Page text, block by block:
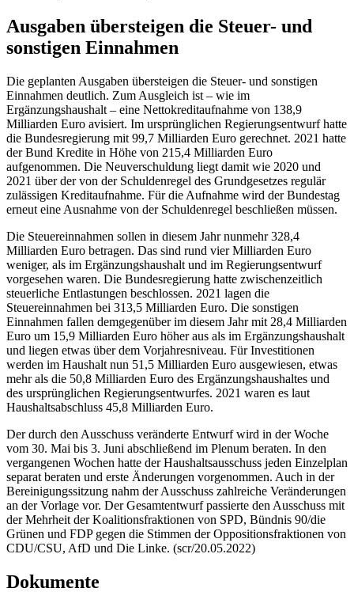
Ausgaben übersteigen die Steuer- und
sonstigen Einnahmen
Die geplanten Ausgaben übersteigen die Steuer- und sonstigen
Einnahmen deutlich. Zum Ausgleich ist – wie im
Ergänzungshaushalt – eine Nettokreditaufnahme von 138,9
Milliarden Euro avisiert. Im ursprünglichen Regierungsentwurf hatte
die Bundesregierung mit 99,7 Milliarden Euro gerechnet. 2021 hatte
der Bund Kredite in Höhe von 215,4 Milliarden Euro
aufgenommen. Die Neuverschuldung liegt damit wie 2020 und
2021 über der von der Schuldenregel des Grundgesetzes regulär
zulässigen Kreditaufnahme. Für die Aufnahme wird der Bundestag
erneut eine Ausnahme von der Schuldenregel beschließen müssen.
Die Steuereinnahmen sollen in diesem Jahr nunmehr 328,4
Milliarden Euro betragen. Das sind rund vier Milliarden Euro
weniger, als im Ergänzungshaushalt und im Regierungsentwurf
vorgesehen waren. Die Bundesregierung hatte zwischenzeitlich
steuerliche Entlastungen beschlossen. 2021 lagen die
Steuereinnahmen bei 313,5 Milliarden Euro. Die sonstigen
Einnahmen fallen demgegenüber im diesem Jahr mit 28,4 Milliarden
Euro um 15,9 Milliarden Euro höher aus als im Ergänzungshaushalt
und liegen etwas über dem Vorjahresniveau. Für Investitionen
werden im Haushalt nun 51,5 Milliarden Euro ausgewiesen, etwas
mehr als die 50,8 Milliarden Euro des Ergänzungshaushaltes und
des ursprünglichen Regierungsentwurfes. 2021 waren es laut
Haushaltsabschluss 45,8 Milliarden Euro.
Der durch den Ausschuss veränderte Entwurf wird in der Woche
vom 30. Mai bis 3. Juni abschließend im Plenum beraten. In den
vergangenen Wochen hatte der Haushaltsausschuss jeden Einzelplan
separat beraten und erste Änderungen vorgenommen. Auch in der
Bereinigungssitzung nahm der Ausschuss zahlreiche Veränderungen
an der Vorlage vor. Der Gesamtentwurf passierte den Ausschuss mit
der Mehrheit der Koalitionsfraktionen von SPD, Bündnis 90/die
Grünen und FDP gegen die Stimmen der Oppositionsfraktionen von
CDU/CSU, AfD und Die Linke. (scr/20.05.2022)
Dokumente